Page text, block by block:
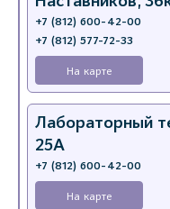
+7 (812) 600-42-00
+7 (812) 577-72-33
На карте
Лабораторный
25А
+7 (812) 600-42-00
На карте